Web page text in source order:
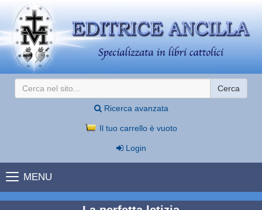
Cerca
Ricerca avanzata
Il tuo carrello è vuoto
Login
MENU